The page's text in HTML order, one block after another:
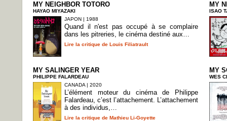
MY NEIGHBOR TOTORO
HAYAO MIYAZAKI
JAPON | 1988
Quand il n'est pas occupé à se complaire
dans les pitreries, le cinéma destiné aux…
Lire la critique de Louis Filiatrault
MY
ISAO
MY SALINGER YEAR
PHILIPPE FALARDEAU
CANADA | 2020
L’élément moteur du cinéma de Philippe
Falardeau, c’est l’attachement. L’attachement
à des individus,…
Lire la critique de Mathieu Li-Goyette
MY
WES